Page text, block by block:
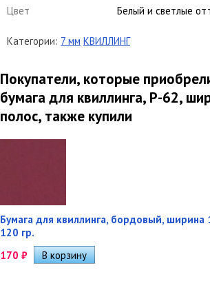
Цвет
Белый и светлые
Категории: 7 мм КВИЛЛИНГ
Покупатели, которые
бумага для квиллинга, P-62,
полос, также купили
Бумага для квиллинга, бордовый, ширина
120 гр.
170 ₽